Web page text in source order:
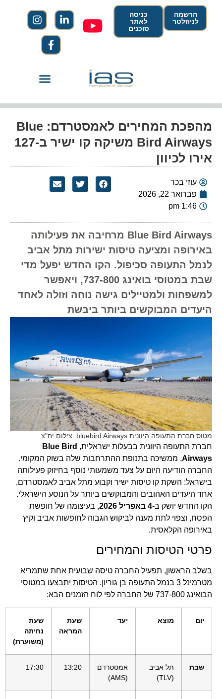
הרשמה
לניוזלטר
כניסה
לאתר
סוכנים
מהפכת המחירים לאמסטרדם: Blue
Bird Airways משיקה קו ישיר ב-127
אירו לכיוון
עוזי בכר
פברואר 22, 2026
1:46 pm
Blue Bird Airways מרחיבה את פעילותה
באירופה ומציעה טיסות ישירות מתל אביב
לנמל התעופה סכיפול. הקו החדש יפעל מדי
שבת במטוסי בואינג 737-800, ויאפשר
למשפחות ולמטיילים גישה נוחה וזולה לאחד
היעדים המבוקשים ביותר ביבשת
מטוס חברת התעופה היוונית bluebird Airways .צילום יח"צ
חברת התעופה היוונית בבעלות ישראלית, Blue Bird
Airways, ממשיכה בתנופת ההתרחבות שלה בשוק המקומי.
החברה הודיעה היום על צעד משמעותי נוסף בחיזוק פעילותה
בישראל: השקת קו טיסות ישיר וקבוע מתל אביב לאמסטרדם,
אחד היעדים האהובים והמבוקשים ביותר על הנוסע הישראלי.
הקו החדש יושק ב-4 באפריל 2026
, בעיצומה של חופשת
הפסח, וצפוי לתת מענה לביקוש הגבוה לחופשות אביב וקיץ
באירופה הקלאסית.
פרטי הטיסות והמחירים
בשלב הראשון, תפעיל החברה טיסה שבועית אחת שתמריא
מטרמינל 3 בנמל התעופה בן גוריון. הטיסות יתבצעו במטוסי
הבואינג 737-800 של החברה לפי לוח הזמנים הבא:
יום מוצא יעד
שעת
המראה
שעת
נחיתה
(משוערת)
שבת
תל אביב
(TLV)
אמסטרדם
(AMS)
13:20
17:30